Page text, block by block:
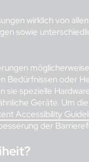
wirklich von
sowie
Bedürfnissen oder
spezielle
Geräte. Um
Accessibility
der